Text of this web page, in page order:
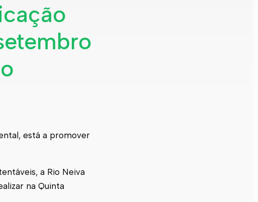
está a promover
a Rio Neiva
na Quinta